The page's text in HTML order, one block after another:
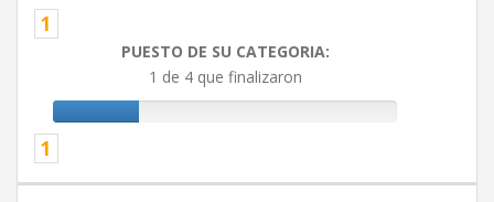
1
PUESTO DE SU CATEGORIA:
1 de 4 que finalizaron
1